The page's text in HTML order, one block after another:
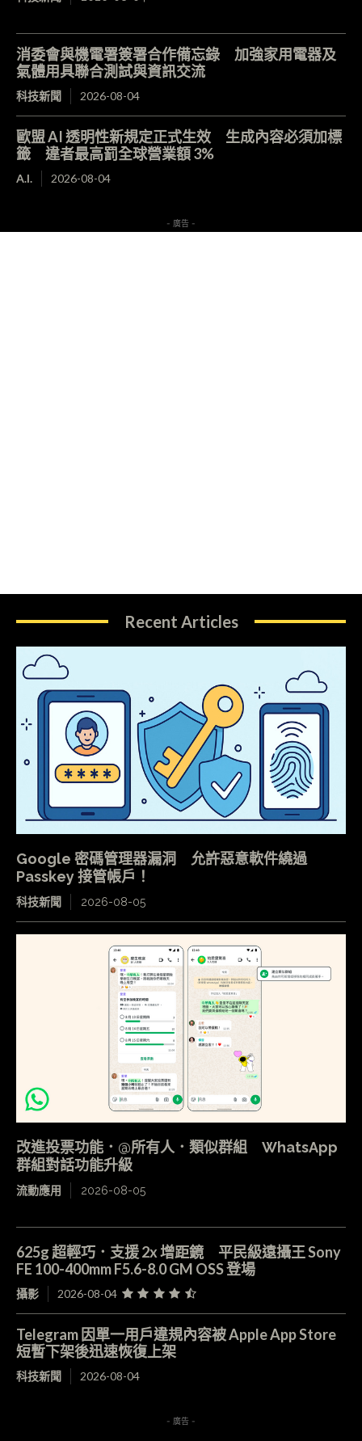
消委會與機電署簽署合作備忘錄 加強家用電器及
氣體用具聯合測試與資訊交流
科技新聞 2026-08-04
歐盟 AI 透明性新規定正式生效 生成內容必須加標
籤 違者最高罰全球營業額 3%
A.I. 2026-08-04
- 廣告 -
Recent Articles
Google 密碼管理器漏洞 允許惡意軟件繞過
Passkey 接管帳戶！
科技新聞 2026-08-05
改進投票功能．@所有人．類似群組 WhatsApp
群組對話功能升級
流動應用 2026-08-05
625g 超輕巧．支援 2x 增距鏡 平民級遠攝王 Sony
FE 100-400mm F5.6-8.0 GM OSS 登場
攝影 2026-08-04
Telegram 因單一用戶違規內容被 Apple App Store
短暫下架後迅速恢復上架
科技新聞 2026-08-04
- 廣告 -